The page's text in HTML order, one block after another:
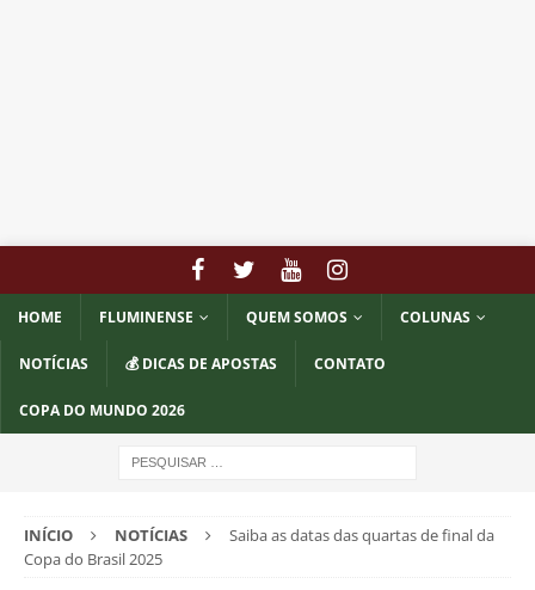
HOME FLUMINENSE QUEM SOMOS COLUNAS
NOTÍCIAS 💰 DICAS DE APOSTAS CONTATO
COPA DO MUNDO 2026
INÍCIO NOTÍCIAS
Saiba as datas das quartas de final da
Copa do Brasil 2025